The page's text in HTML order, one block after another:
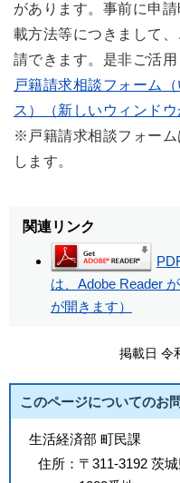
があります。事前に申
載方法等につきまして
請できます。是非ご活用
戸籍請求相談フォーム
ス）（新しいウィンドウ
※戸籍請求相談フォー
します。
関連リンク
は、Adobe Reader
が開きます）
掲載日 令
このページについてのお
生活経済部 町民課
住所： 〒311-3192 茨